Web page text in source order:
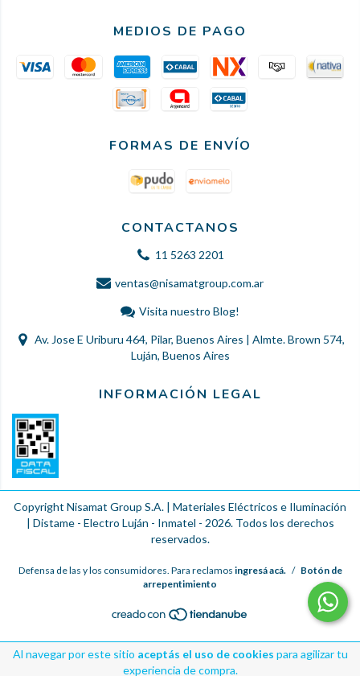
Al navegar por este sitio aceptás el uso de cookies para agilizar tu
experiencia de compra.
MEDIOS DE PAGO
FORMAS DE ENVÍO
CONTACTANOS
11 5263 2201
ventas@nisamatgroup.com.ar
Visita nuestro Blog!
Av. Jose E Uriburu 464, Pilar, Buenos Aires | Almte. Brown 574,
Luján, Buenos Aires
INFORMACIÓN LEGAL
Copyright Nisamat Group S.A. | Materiales Eléctricos e Iluminación
| Distame - Electro Luján - Inmatel - 2026. Todos los derechos
reservados.
Defensa de las y los consumidores. Para reclamos ingresá acá. / Botón de
arrepentimiento